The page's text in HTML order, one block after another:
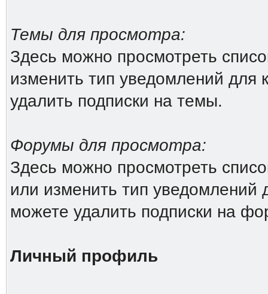
Темы для просмотра:
Здесь можно просмотреть
изменить тип уведомлений
удалить подписки на темы.
Форумы для просмотра:
Здесь можно просмотреть
или изменить тип
можете удалить подписки на
Личный профиль